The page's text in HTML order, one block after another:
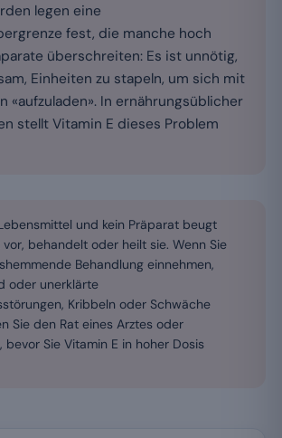
legen eine
fest, die manche hoch
überschreiten: Es ist unnötig,
Einheiten zu stapeln, um sich mit
«aufzuladen». In ernährungsüblicher
stellt Vitamin E dieses Problem
und kein Präparat beugt
behandelt oder heilt sie. Wenn Sie
Behandlung einnehmen,
oder unerklärte
Kribbeln oder Schwäche
Sie den Rat eines Arztes oder
bevor Sie Vitamin E in hoher Dosis